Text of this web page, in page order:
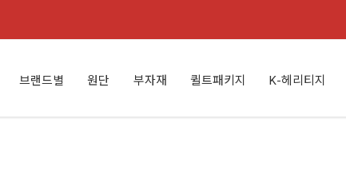
브랜드별 원단 부자재 퀼트패키지 K-헤리티지